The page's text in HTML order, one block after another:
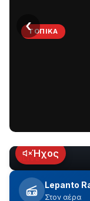
ΤΟΠΙΚΆ
Ναυπάκτου
εδώ
και
περίπου
δύο
‹
LIVEΉχος
Lepanto
Στον αέρα